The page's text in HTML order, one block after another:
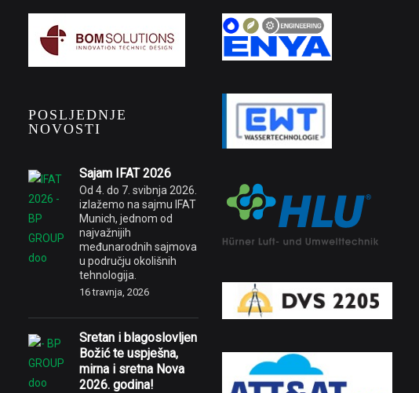
POSLJEDNJE
NOVOSTI
Sajam IFAT 2026
Od 4. do 7. svibnja 2026.
izlažemo na sajmu IFAT
Munich, jednom od
najvažnijih
međunarodnih sajmova
u području okolišnih
tehnologija.
16 travnja, 2026
Sretan i blagoslovljen
Božić te uspješna,
mirna i sretna Nova
2026. godina!